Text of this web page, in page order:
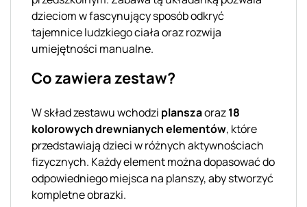
dzieciom w fascynujący sposób odkryć
tajemnice ludzkiego ciała oraz rozwija
umiejętności manualne.
Co zawiera zestaw?
W skład zestawu wchodzi planszaoraz18
kolorowych drewnianych elementów, które
przedstawiają dzieci w różnych aktywnościach
fizycznych. Każdy element można dopasować do
odpowiedniego miejsca na planszy, aby stworzyć
kompletne obrazki.